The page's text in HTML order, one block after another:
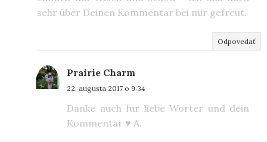
sehr über Deinen Kommentar bei mir gefreut.
Odpovedať
Prairie Charm
22. augusta 2017 o 9:34
Danke auch fur liebe Worter und dein
Kommentar ♥ A.